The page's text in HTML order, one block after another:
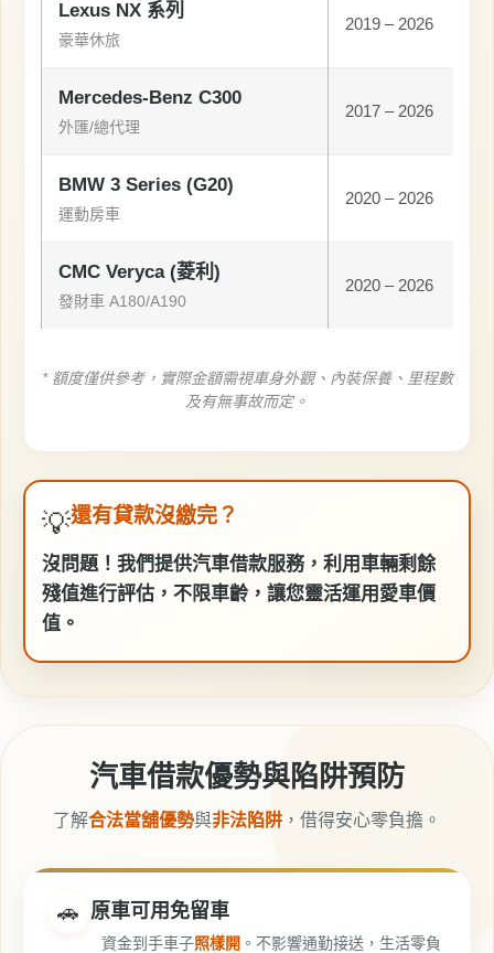
Lexus NX 系列
豪華休旅
2019 – 2026
Mercedes-Benz C300
外匯/總代理
2017 – 2026
BMW 3 Series (G20)
運動房車
2020 – 2026
CMC Veryca (菱利)
發財車 A180/A190
2020 – 2026
* 額度僅供參考，實際金額需視車身外觀、內裝保養、里程數
及有無事故而定。
💡還有貸款沒繳完？
沒問題！我們提供汽車借款服務，利用車輛剩餘
殘值進行評估，不限車齡，讓您靈活運用愛車價
值。
汽車借款優勢與陷阱預防
了解合法當舖優勢與非法陷阱 ，借得安心零負擔。
🚗 原車可用免留車
資金到手車子照樣開 。不影響通勤接送，生活零負